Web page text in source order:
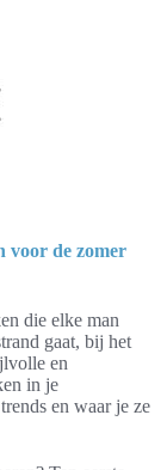
voor de zomer
die elke man
gaat, bij het
en
in je
en waar je ze